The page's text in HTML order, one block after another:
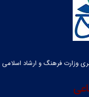
وزارت فرهنگ و ارشاد اسلامی